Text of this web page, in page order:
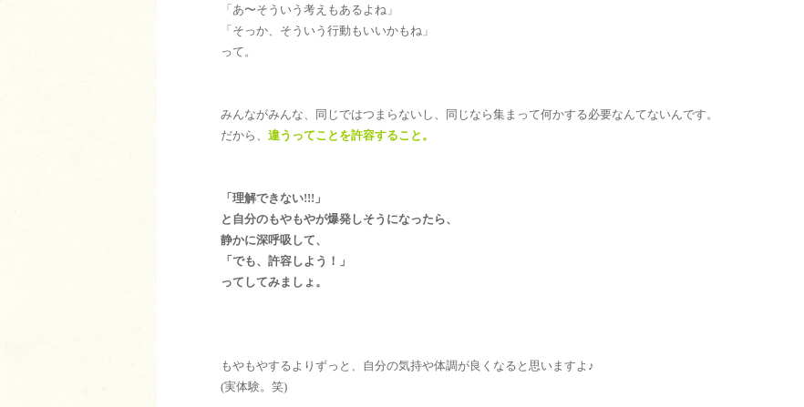
「あ〜そういう考えもあるよね」
「そっか、そういう行動もいいかもね」
って。
みんながみんな、同じではつまらないし、同じなら集まって何かする必要なんてないんです。
だから、 違うってことを許容すること。
「理解できない!!!」
と自分のもやもやが爆発しそうになったら、
静かに深呼吸して、
「でも、許容しよう！」
ってしてみましょ。
もやもやするよりずっと、自分の気持や体調が良くなると思いますよ♪
(実体験。笑)